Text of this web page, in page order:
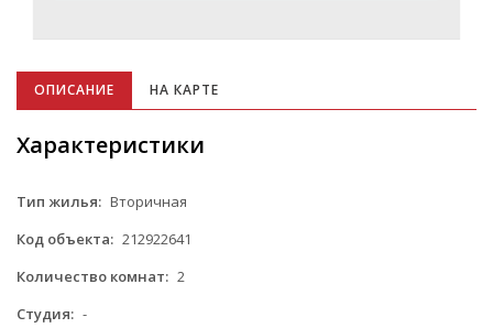
ОПИСАНИЕ НА КАРТЕ
Характеристики
Тип жилья: Вторичная
Код объекта: 212922641
Количество комнат: 2
Студия: -